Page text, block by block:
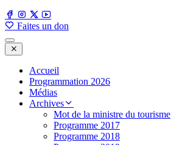
Faites un don
Accueil
Programmation 2026
Médias
Archives
Mot de la ministre du tourisme
Programme 2017
Programme 2018